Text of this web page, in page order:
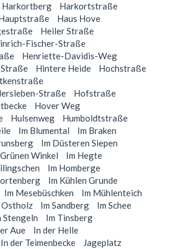
Harkortberg
Harkortstraße
Haus Hove
Heiler Straße
Fischer-Straße
Henriette-Davidis-Weg
Hintere Heide
Hochstraße
Straße
Hofstraße
Hover Weg
Hulsenweg
Humboldtstraße
Im Blumental
Im Braken
Im Düsteren Siepen
Winkel
Im Hegte
Im Homberge
Im Kühlen Grunde
Im Mesebüschken
Im Mühlenteich
Ostholz Im Sandberg
Im Schee
Stengeln
Im Tinsberg
Aue
In der Helle
In der Teimenbecke
Jageplatz